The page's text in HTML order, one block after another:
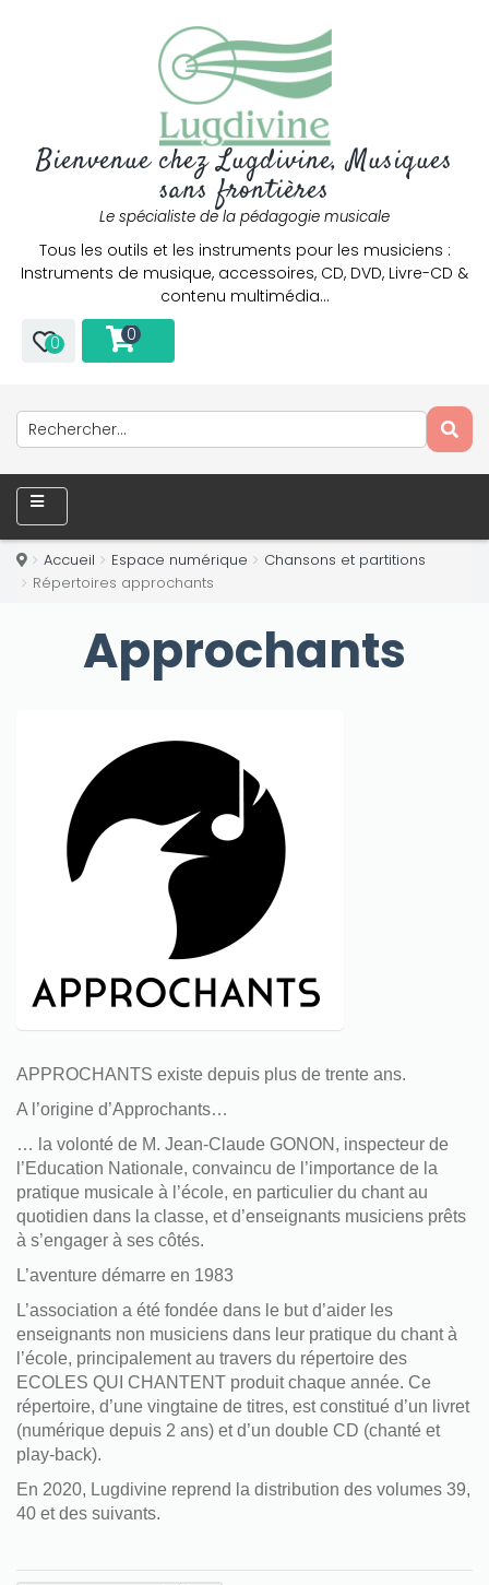
Bienvenue chez Lugdivine, Musiques
sans frontières
Le spécialiste de la pédagogie musicale
Tous les outils et les instruments pour les musiciens :
Instruments de musique, accessoires, CD, DVD, Livre-CD &
contenu multimédia…
0 0
Accueil Espace numérique
Chansons et partitions
Répertoires approchants
Approchants
APPROCHANTS existe depuis plus de trente ans.
A l’origine d’Approchants…
… la volonté de M. Jean-Claude GONON, inspecteur de
l’Education Nationale, convaincu de l’importance de la
pratique musicale à l’école, en particulier du chant au
quotidien dans la classe, et d’enseignants musiciens prêts
à s’engager à ses côtés.
L’aventure démarre en 1983
L’association a été fondée dans le but d’aider les
enseignants non musiciens dans leur pratique du chant à
l’école, principalement au travers du répertoire des
ECOLES QUI CHANTENT produit chaque année. Ce
répertoire, d’une vingtaine de titres, est constitué d’un livret
(numérique depuis 2 ans) et d’un double CD (chanté et
play-back).
En 2020, Lugdivine reprend la distribution des volumes 39,
40 et des suivants.